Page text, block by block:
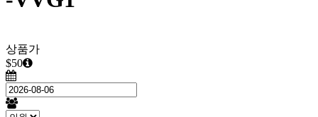
상품가
$50